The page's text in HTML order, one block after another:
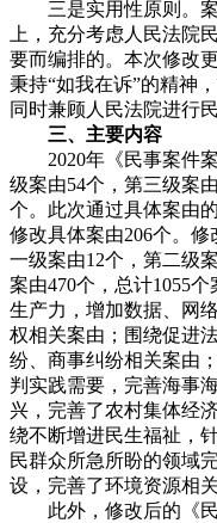
三是实用性原则。案
上，充分考虑人民法院
要而编排的。本次修改
秉持“如我在诉”的精神
同时兼顾人民法院进行
三、主要内容
2020年《民事案件案
级案由54个，第三级案
个。此次通过具体案由
修改具体案由206个。
一级案由12个，第二级
案由470个，总计1055
生产力，增加数据、网
权相关案由；围绕促进
纷、商事纠纷相关案由
判实践需要，完善海事
兴，完善了农村集体经
绕不断增进民生福祉，
民群众所急所盼的领域
设，完善了环境资源相关
此外，修改后的《民